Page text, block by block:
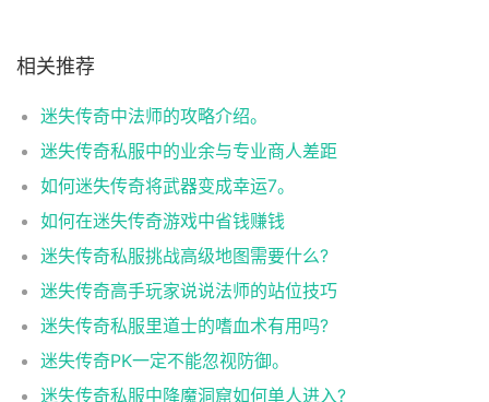
相关推荐
迷失传奇中法师的攻略介绍。
迷失传奇私服中的业余与专业商人差距
如何迷失传奇将武器变成幸运7。
如何在迷失传奇游戏中省钱赚钱
迷失传奇私服挑战高级地图需要什么?
迷失传奇高手玩家说说法师的站位技巧
迷失传奇私服里道士的嗜血术有用吗?
迷失传奇PK一定不能忽视防御。
迷失传奇私服中降魔洞窟如何单人进入?